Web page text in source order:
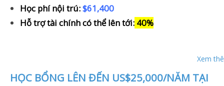
Học phí nội trú:$61,400
Hỗ trợ tài chính có thể lên tới: 40%
Xem
HỌC BỔNG LÊN ĐẾN US$25,000/NĂM TẠI